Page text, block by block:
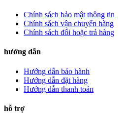
Chính sách bảo mật thông tin
Chính sách vận chuyển hàng
Chính sách đổi hoặc trả hàng
hướng dẫn
Hướng dẫn bảo hành
Hướng dẫn đặt hàng
Hướng dẫn thanh toán
hỗ trợ